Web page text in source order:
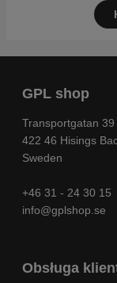
GPL shop
Transportgatan 39
422 46 Hisings
Sweden
+46 31 - 24 30 15
info@gplshop.se
Obsługa